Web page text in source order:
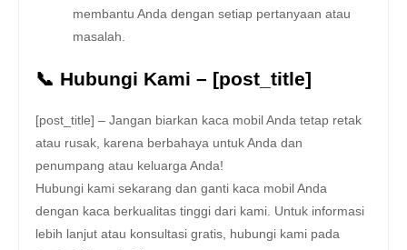
membantu Anda dengan setiap pertanyaan atau
masalah.
📞 Hubungi Kami – [post_title]
[post_title] – Jangan biarkan kaca mobil Anda tetap retak
atau rusak, karena berbahaya untuk Anda dan
penumpang atau keluarga Anda!
Hubungi kami sekarang dan ganti kaca mobil Anda
dengan kaca berkualitas tinggi dari kami. Untuk informasi
lebih lanjut atau konsultasi gratis, hubungi kami pada